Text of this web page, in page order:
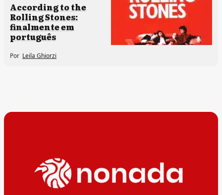
According to the
Rolling Stones:
finalmente em
português
Por Leila Ghiorzi